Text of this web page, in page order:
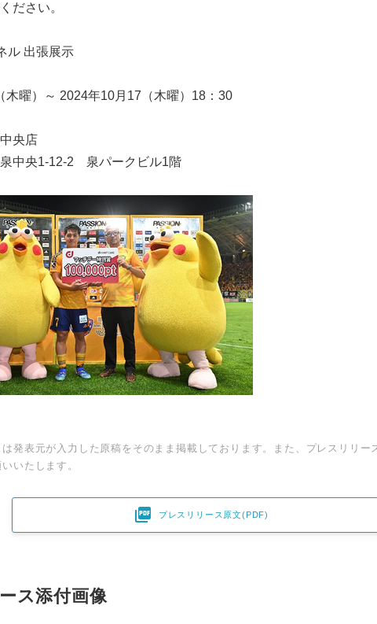
ださい。
ル 出張展示
木曜）～ 2024年10月17（木曜）18：30
央店
中央1-12-2 泉パークビル1階
発表元が入力した原稿をそのまま掲載しております。また、プレスリリー
いたします。
 プレスリリース原文(PDF)
ス添付画像